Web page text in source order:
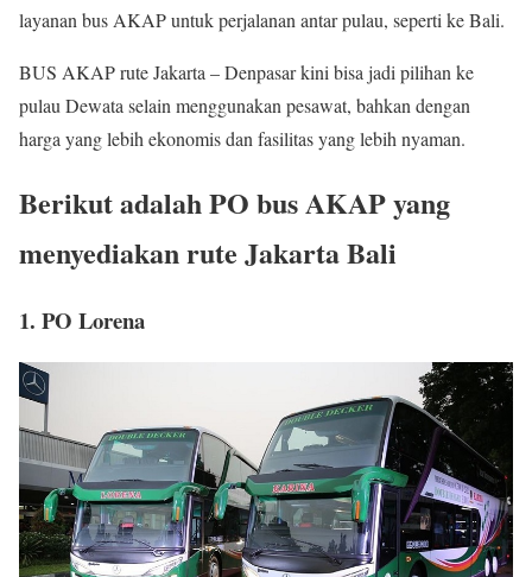
layanan bus AKAP untuk perjalanan antar pulau, seperti ke Bali.
BUS AKAP rute Jakarta – Denpasar kini bisa jadi pilihan ke
pulau Dewata selain menggunakan pesawat, bahkan dengan
harga yang lebih ekonomis dan fasilitas yang lebih nyaman.
Berikut adalah PO bus AKAP yang
menyediakan rute Jakarta Bali
1. PO Lorena